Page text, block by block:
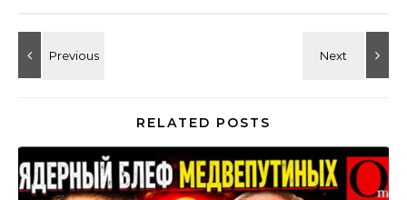
RELATED POSTS